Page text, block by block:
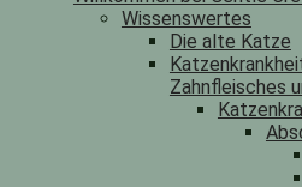
Wissenswertes
Die alte Katze
Zahnfleisches